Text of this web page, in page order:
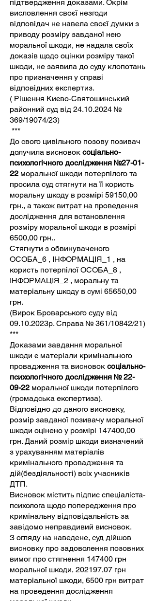
підтвердження доказами. Окрім
висловлення своєї незгоди
відповідач не навела своєї думки з
приводу розміру завданої нею
моральної шкоди, не надала своїх
доказів щодо оцінки розміру такої
шкоди, не заявила до суду клопотань
про призначення у справі
відповідних експертиз.
( Рішення Києво-Святошинський
районний суд від 24.10.2024 №
369/19074/23)
***
До свого цивільного позову позивач
долучила висновок соціально-
психологічного дослідження №27-01-
22 моральної шкоди потерпілого та
просила суд стягнути на її користь
моральну шкоду в розмірі 59150,00
грн., а також витрат на проведення
дослідження для встановлення
розміру моральної шкоди в розмірі
6500,00 грн..
Стягнути з обвинуваченого
ОСОБА_6 , ІНФОРМАЦІЯ_1 , на
користь потерпілої ОСОБА_8 ,
ІНФОРМАЦІЯ_2 , моральну та
матеріальну шкоду в сумі 65650,00
грн.
(Вирок Броварського суду від
09.10.2023р. Справа № 361/10842/21)
***
Доказами завдання моральної
шкоди є матеріали кримінального
провадження та висновок соціально-
психологічного дослідження № 22-
09-22 моральної шкоди потерпілого
(громадська експертиза).
Відповідно до даного висновку,
розмір завданої позивачу моральної
шкоди оцінено у розмірі 147400,00
грн. Даний розмір шкоди визначений
з урахуванням матеріалів
кримінального провадження та
дій(бездіяльності) всіх учасників
ДТП.
Висновок містить підпис спеціаліста-
психолога щодо попередження про
кримінальну відповідальність за
завідомо неправдивий висновок.
З огляду на наведене, суд дійшов
висновку про задоволення позовних
вимог про стягнення 147400 грн
моральної шкоди, 202197,07 грн
матеріальної шкоди, 6500 грн витрат
на проведення дослідження